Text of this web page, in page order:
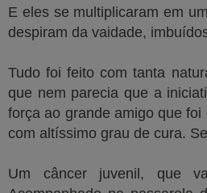
E eles se multiplicaram em
despiram da vaidade,
Tudo foi feito com tanta
que nem parecia que a
força ao grande amigo que
com altíssimo grau de cura.
Um câncer juvenil, que